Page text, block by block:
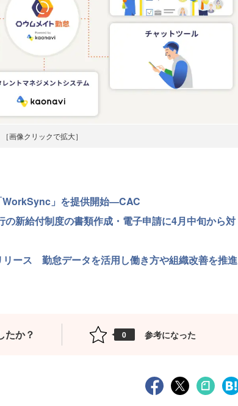
［画像クリックで拡大］
WorkSync」を提供開始—CAC
の新給付制度の書類作成・電子申請に4月中旬から対
ース 勤怠データを活用し働き方や組織改善を推進
たか？ 0 参考になった